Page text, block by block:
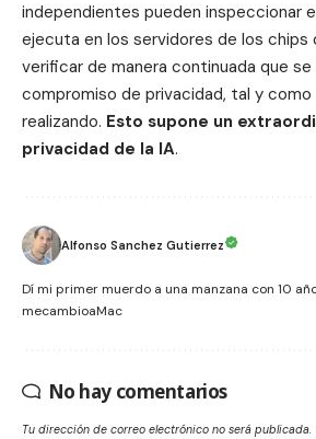
independientes pueden inspeccionar
ejecuta en los servidores de los chips
verificar de manera continuada que se
compromiso de privacidad, tal y
realizando. Esto supone un
privacidad de la IA.
Alfonso Sanchez Gutierrez
Dí mi primer muerdo a una manzana con 10
mecambioaMac
No hay comentarios
Tu dirección de correo electrónico no será publicada.